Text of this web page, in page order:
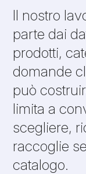
Il nostro
parte dai
prodotti,
domande
può
limita a
scegliere,
raccoglie
catalogo.